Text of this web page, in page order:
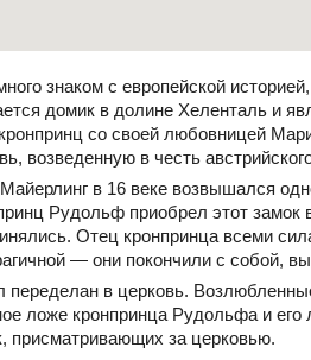
знаком с европейской
домик в долине Хеленталь и
со своей любовницей
возведенную в честь
в 16 веке возвышался
Рудольф приобрел этот замок
Отец кронпринца всеми
— они покончили с собой,
в церковь.
ложе кронпринца Рудольфа и
присматривающих за церковью.